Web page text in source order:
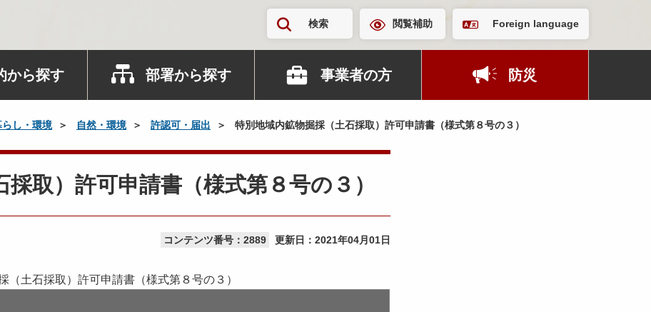
検索 閲覧補助 Foreign language
から探す 部署から探す 事業者の方 防災
らし・環境 自然・環境 許認可・届出 特別地域内鉱物掘採（土石採取）許可申請書（様式第８号の３）
取）許可申請書（様式第８号の３）
コンテンツ番号：2889 更新日： 2021年04月01日
（土石採取）許可申請書（様式第８号の３）